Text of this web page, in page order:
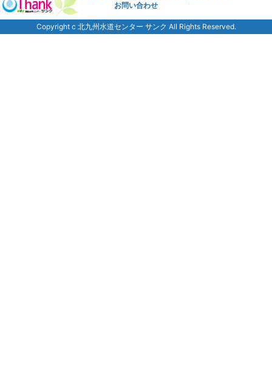
お問い合わせ
Copyright c 北九州水道センター サンク All Rights Reserved.